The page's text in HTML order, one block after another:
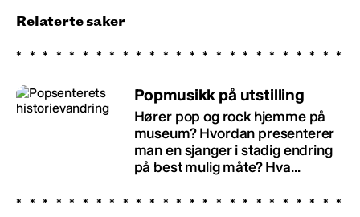
Relaterte saker
Popmusikk på utstilling
Hører pop og rock hjemme på
museum? Hvordan presenterer
man en sjanger i stadig endring
på best mulig måte? Hva...